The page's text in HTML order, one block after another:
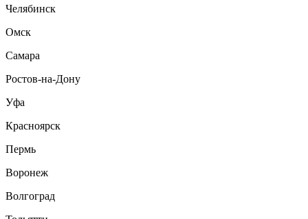
Челябинск
Омск
Самара
Ростов-на-Дону
Уфа
Красноярск
Пермь
Воронеж
Волгоград